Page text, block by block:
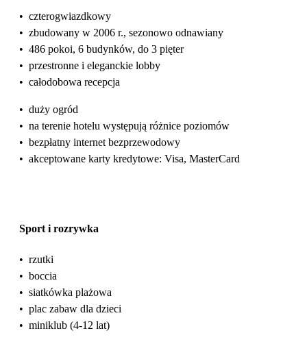
• czterogwiazdkowy
• zbudowany w 2006 r., sezonowo odnawiany
• 486 pokoi, 6 budynków, do 3 pięter
• przestronne i eleganckie lobby
• całodobowa recepcja
• duży ogród
• na terenie hotelu występują różnice poziomów
• bezpłatny internet bezprzewodowy
• akceptowane karty kredytowe: Visa, MasterCard
Sport i rozrywka
• rzutki
• boccia
• siatkówka plażowa
• plac zabaw dla dzieci
• miniklub (4-12 lat)